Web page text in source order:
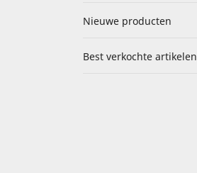
Nieuwe producten
Best verkochte artikelen